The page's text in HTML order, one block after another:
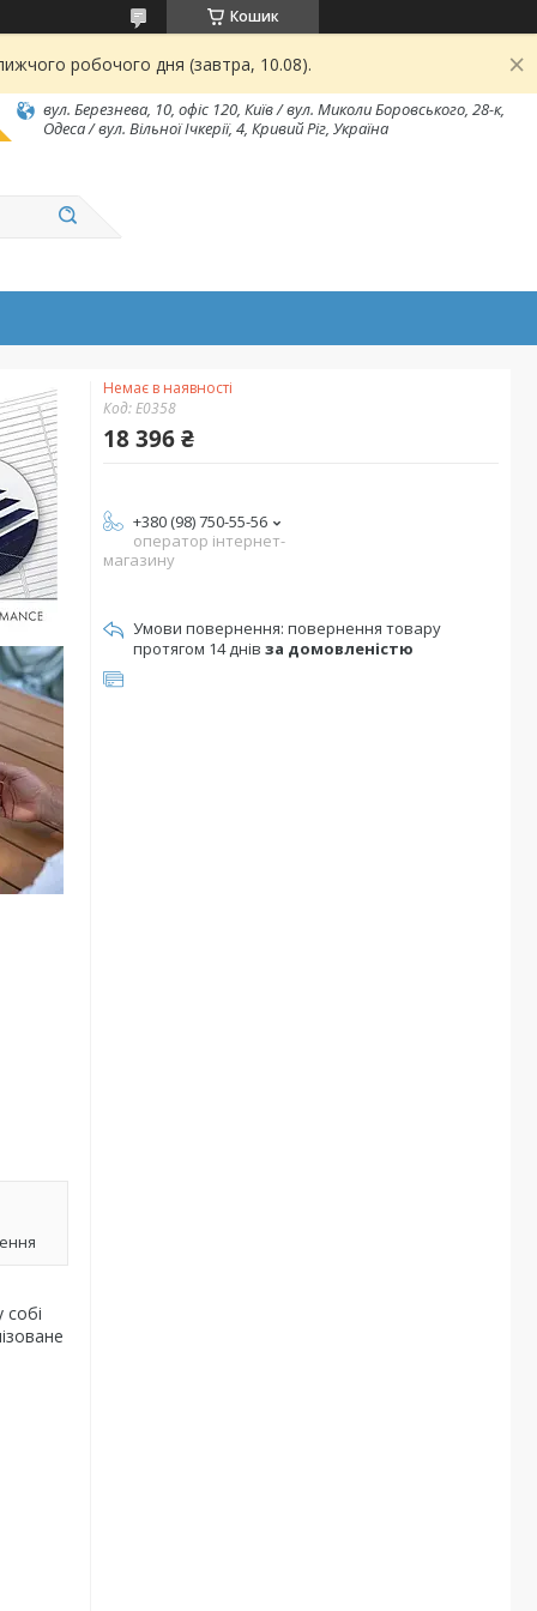
Кошик
робочого дня (завтра, 10.08).
вул. Березнева, 10, офіс 120, Київ / вул. Миколи Боровського, 28-к,
Одеса / вул. Вільної Ічкерії, 4, Кривий Ріг, Україна
Немає в наявності
Код:E0358
18 396 ₴
+380 (98) 750-55-56
оператор інтернет-
магазину
повернення товару
протягом 14 днів за домовленістю